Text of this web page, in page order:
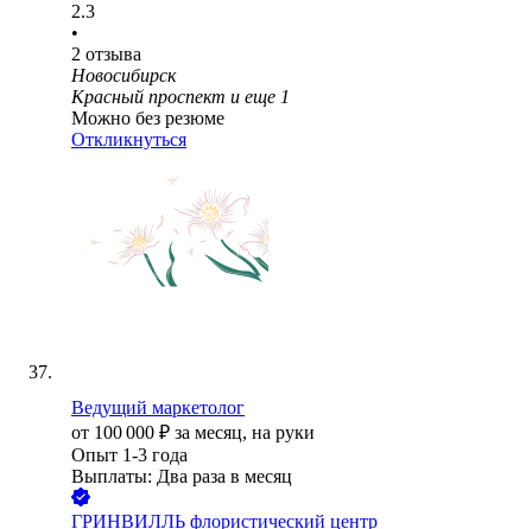
2.3
•
2 отзыва
Новосибирск
Красный проспект и еще 1
Можно без резюме
Откликнуться
Ведущий маркетолог
от 100 000 ₽ за месяц, на руки
Опыт 1-3 года
Выплаты: Два раза в месяц
ГРИНВИЛЛЬ флористический центр